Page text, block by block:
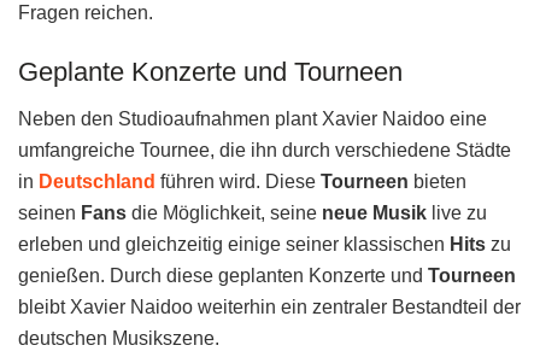
Fragen reichen.
Geplante Konzerte und Tourneen
Neben den Studioaufnahmen plant Xavier Naidoo eine
umfangreiche Tournee, die ihn durch verschiedene Städte
in Deutschland führen wird. Diese Tourneen bieten
seinen Fans die Möglichkeit, seine neue Musik live zu
erleben und gleichzeitig einige seiner klassischen Hits zu
genießen. Durch diese geplanten Konzerte und Tourneen
bleibt Xavier Naidoo weiterhin ein zentraler Bestandteil der
deutschen Musikszene.